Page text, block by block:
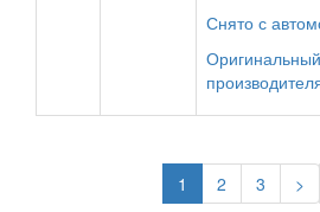
Снято с
1 2 3 >